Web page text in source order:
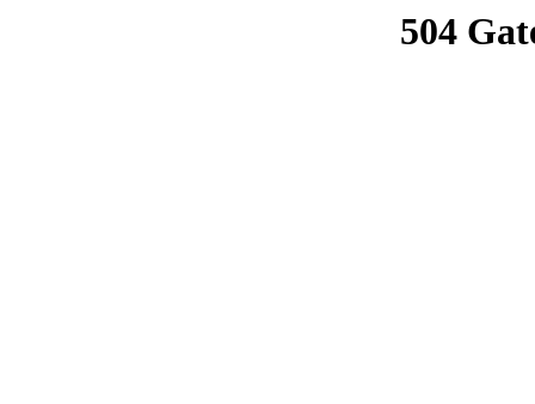
504